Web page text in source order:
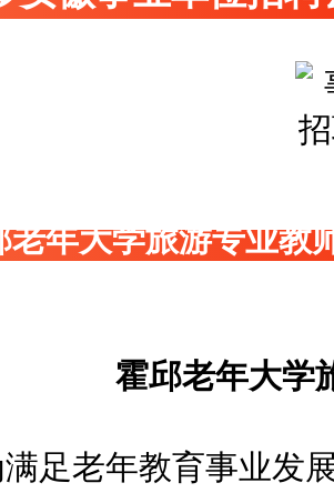
老年大学旅游专业教
霍邱老年大学
老年教育事业发展